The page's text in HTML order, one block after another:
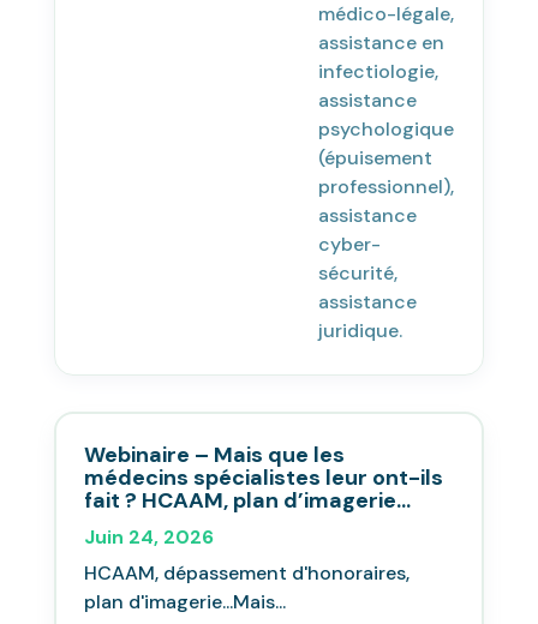
médico-légale,
assistance en
infectiologie,
assistance
psychologique
(épuisement
professionnel),
assistance
cyber-
sécurité,
assistance
juridique.
Webinaire – Mais que les
médecins spécialistes leur ont-ils
fait ? HCAAM, plan d’imagerie…
Juin 24, 2026
HCAAM, dépassement d'honoraires,
plan d'imagerie...Mais...